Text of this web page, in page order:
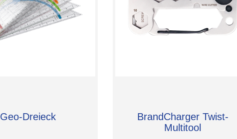
Geo-Dreieck
BrandCharger Twist-
Multitool